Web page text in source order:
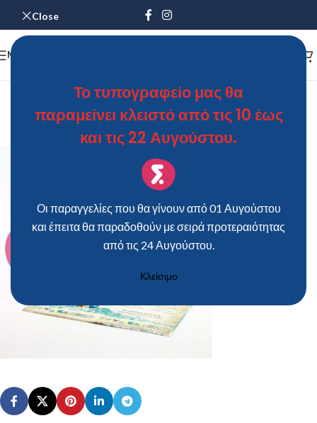
Close
Το τυπογραφείο μας θα
παραμείνει κλειστό από τις 10 έως
και τις 22 Αυγούστου.
Οι παραγγελίες που θα γίνουν από 01 Αυγούστου
και έπειτα θα παραδοθούν με σειρά προτεραιότητας
από τις 24 Αυγούστου.
Κλείσιμο
MENU
SKLIRO_KAPAKI_SURF-1
ΘΩΜΑΣOn 26 Αυγούστου 2019